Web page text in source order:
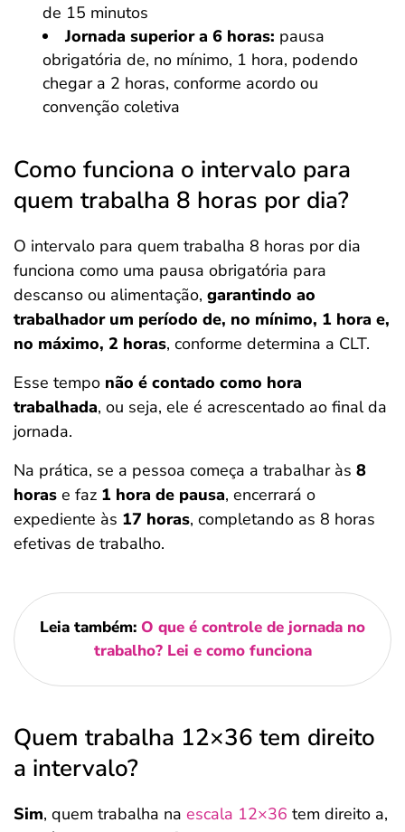
de 15 minutos
Jornada superior a 6 horas: pausa
obrigatória de, no mínimo, 1 hora, podendo
chegar a 2 horas, conforme acordo ou
convenção coletiva
Como funciona o intervalo para
quem trabalha 8 horas por dia?
O intervalo para quem trabalha 8 horas por dia
funciona como uma pausa obrigatória para
descanso ou alimentação, garantindo ao
trabalhador um período de, no mínimo, 1 hora e,
no máximo, 2 horas, conforme determina a CLT.
Esse tempo não é contado como hora
trabalhada, ou seja, ele é acrescentado ao final da
jornada.
Na prática, se a pessoa começa a trabalhar às 8
horas e faz 1 hora de pausa, encerrará o
expediente às 17 horas, completando as 8 horas
efetivas de trabalho.
Leia também: O que é controle de jornada no
trabalho? Lei e como funciona
Quem trabalha 12×36 tem direito
a intervalo?
Sim, quem trabalha na escala 12×36 tem direito a,